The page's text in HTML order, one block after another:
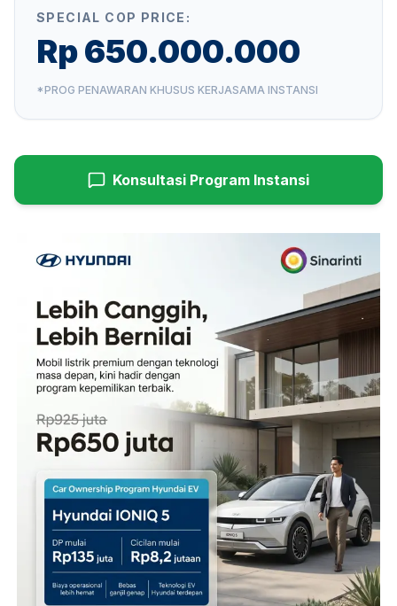
SPECIAL COP PRICE:
Rp 650.000.000
*PROG PENAWARAN KHUSUS KERJASAMA INSTANSI
Konsultasi Program Instansi